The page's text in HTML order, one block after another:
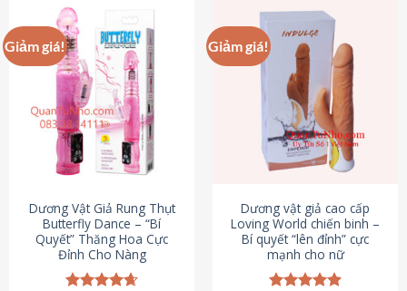
Giảm giá!
Dương Vật Giả Rung Thụt
Butterfly Dance – “Bí
Quyết” Thăng Hoa Cực
Đỉnh Cho Nàng
Giảm giá!
Dương vật giả cao cấp
Loving World chiến binh –
Bí quyết “lên đỉnh” cực
mạnh cho nữ